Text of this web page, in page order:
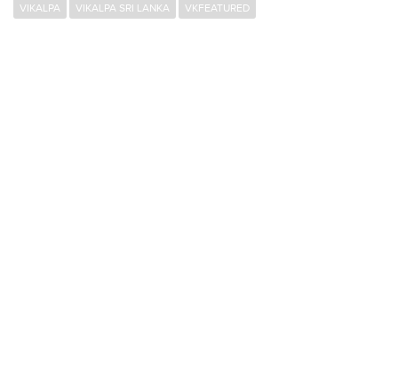
VIKALPA VIKALPA SRI LANKA VKFEATURED